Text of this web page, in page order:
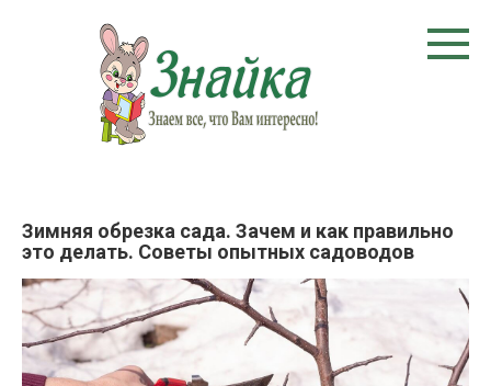
Зимняя обрезка сада. Зачем и как правильно
это делать. Советы опытных садоводов